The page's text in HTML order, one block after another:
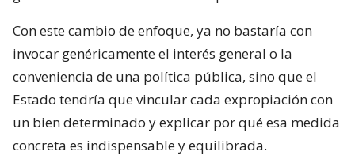
Con este cambio de enfoque, ya no bastaría con
invocar genéricamente el interés general o la
conveniencia de una política pública, sino que el
Estado tendría que vincular cada expropiación con
un bien determinado y explicar por qué esa medida
concreta es indispensable y equilibrada.